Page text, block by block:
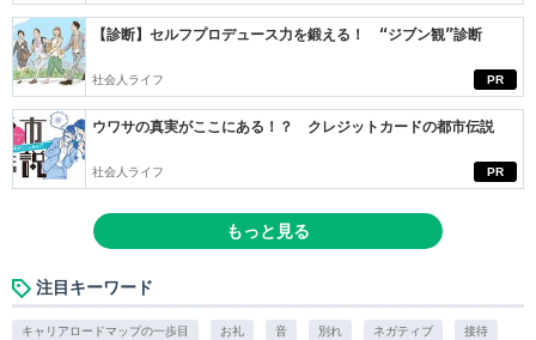
PR
【診断】セルフプロデュース力を鍛える！ “ジブン観”診断
社会人ライフ
PR
ウワサの真実がここにある！？ クレジットカードの都市伝説
社会人ライフ
もっと見る
注目キーワード
キャリアロードマップの一歩目 お礼 音 別れ ネガティブ 接待